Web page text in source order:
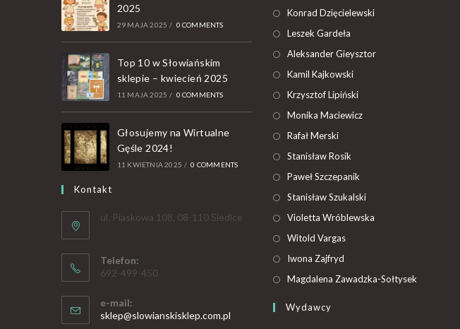
2025
29 MAJA 2025 / 0 COMMENTS
Top 10 w Słowiańskim
sklepie – kwiecień 2025
11 MAJA 2025 / 0 COMMENTS
Głosujemy na Wirtualne
Gęśle 2024!
11 KWIETNIA 2025 / 0 COMMENTS
Kontakt
ul. Piaskowa 108, 08-110 Siedlce
Telefon:
692-499-450
e-mail:
sklep@slowianskisklep.com.pl
Konrad Dzięcielewski
Leszek Gardeła
Aleksander Gieysztor
Kamil Kajkowski
Krzysztof Lipiński
Monika Maciewicz
Rafał Merski
Stanisław Rosik
Paweł Szczepanik
Stanisław Szukalski
Violetta Wróblewska
Witold Vargas
Iwona Zajfryd
Magdalena Zawadzka-Sołtysek
Wydawcy